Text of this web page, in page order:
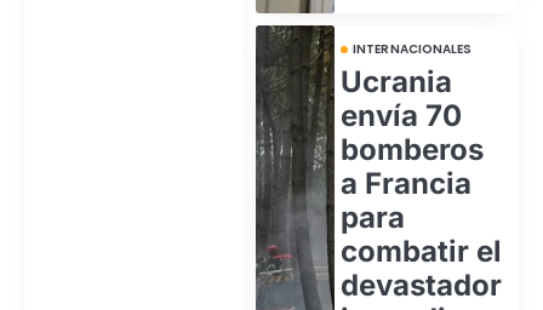
INTERNACIONALES
Ucrania
envía 70
bomberos
a Francia
para
combatir el
devastador